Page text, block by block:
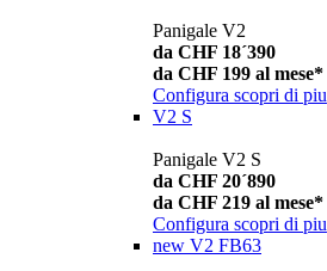
Panigale V2
da CHF 18´390
da CHF 199 al mese*
Configura scopri di piu
V2 S
Panigale V2 S
da CHF 20´890
da CHF 219 al mese*
Configura scopri di piu
new V2 FB63